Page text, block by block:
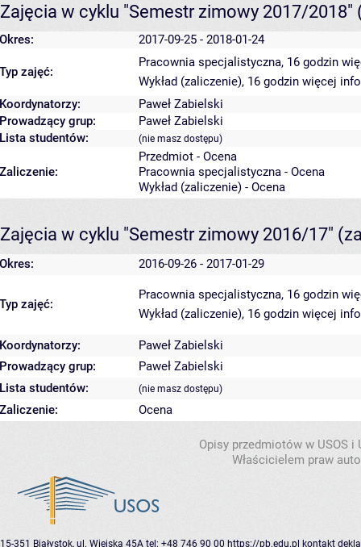
Zajęcia w cyklu "Semestr zimowy 2017/2018"
Okres: 2017-09-25 - 2018-01-24
Typ zajęć:
Pracownia specjalistyczna, 16 godzin
Wykład (zaliczenie), 16 godzin więcej
Koordynatorzy:
Paweł Zabielski
Prowadzący grup:
Paweł Zabielski
Lista studentów:
(nie masz dostępu)
Zaliczenie:
Przedmiot - Ocena
Pracownia specjalistyczna - Ocena
Wykład (zaliczenie) - Ocena
Zajęcia w cyklu "Semestr zimowy 2016/17"
Okres: 2016-09-26 - 2017-01-29
Typ zajęć:
Pracownia specjalistyczna, 16 godzin
Wykład (zaliczenie), 16 godzin więcej
Koordynatorzy:
Paweł Zabielski
Prowadzący grup:
Paweł Zabielski
Lista studentów:
(nie masz dostępu)
Zaliczenie: Ocena
Opisy przedmiotów w USOS
Właścicielem praw
15-351 Białystok, ul. Wiejska 45A tel: +48 746 90 00 https://pb.edu.pl kontakt